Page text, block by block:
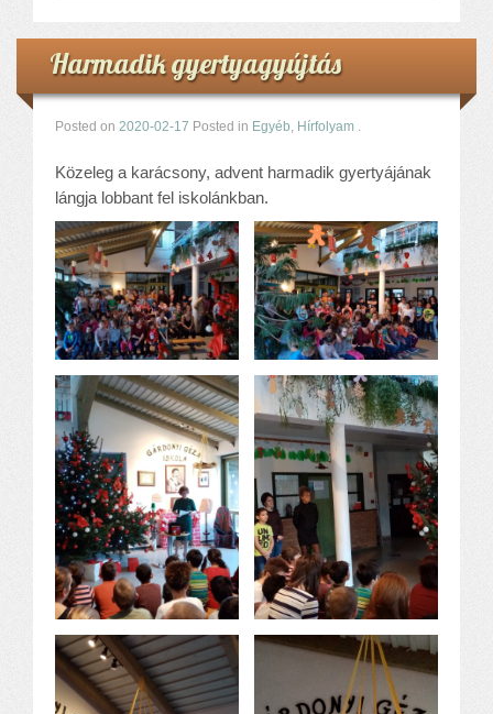
Harmadik gyertyagyújtás
Posted on 2020-02-17 Posted in Egyéb, Hírfolyam .
Közeleg a karácsony, advent harmadik gyertyájának
lángja lobbant fel iskolánkban.